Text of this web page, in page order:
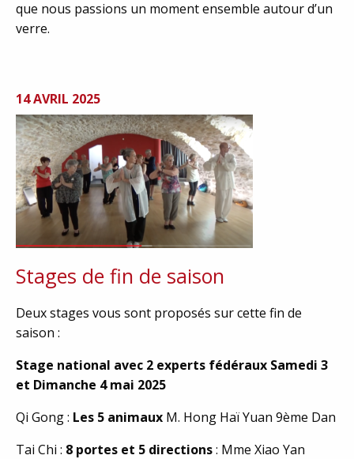
que nous passions un moment ensemble autour d’un
verre.
14 AVRIL 2025
Stages de fin de saison
Deux stages vous sont proposés sur cette fin de
saison :
Stage national avec 2 experts fédéraux Samedi 3
et Dimanche 4 mai 2025
Qi Gong : Les 5 animaux M. Hong Haï Yuan 9ème Dan
Tai Chi : 8 portes et 5 directions: Mme Xiao Yan